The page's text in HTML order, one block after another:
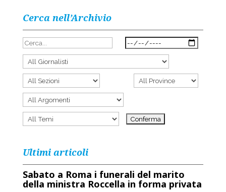
Cerca nell’Archivio
Ultimi articoli
Sabato a Roma i funerali del marito
della ministra Roccella in forma privata